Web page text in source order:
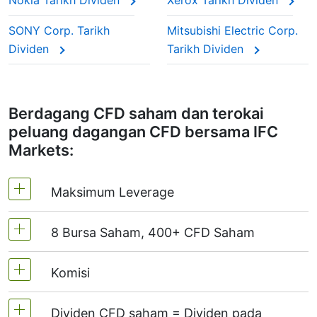
Pelarasan ini memastikan harga CFD
mencerminkan nilai pasaran sebenar saham, sama
SONY Corp. Tarikh
Dividen
Mitsubishi Electric Corp.
Tarikh Dividen
Berdagang CFD saham dan terokai
peluang dagangan CFD bersama IFC
Markets:
Maksimum Leverage
MT4 dan MT5 - 1:20 (Margin 5%)
Di NetTradeX, leverage CFD saham
8 Bursa Saham, 400+ CFD Saham
Kami menawarkan lebih daripada 400 CFD
pada bursa berikut:NYSE | Nasdaq(USA),
Xetra(Germany),LSE(UK),ASX(Australia),
Komisi
Dividen CFD saham = Dividen pada